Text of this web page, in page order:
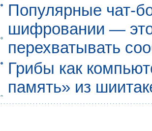
Популярные чат-
шифровании — это
перехватывать
Грибы как
память» из